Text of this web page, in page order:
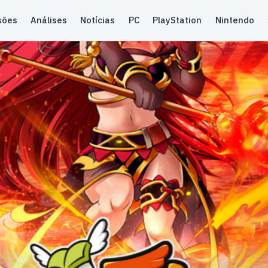
Análises Notícias PC PlayStation Nintendo